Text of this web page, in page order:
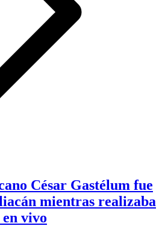
César Gastélum fue
mientras realizaba
vivo